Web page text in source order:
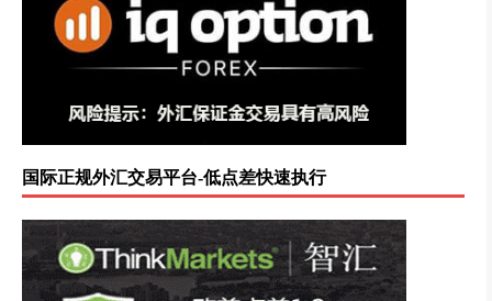
国际正规外汇交易平台-低点差快速执行